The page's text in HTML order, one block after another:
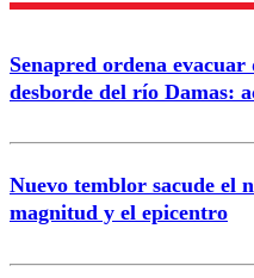
Senapred ordena
desborde del río Damas:
Nuevo temblor sacude el
magnitud y el epicentro